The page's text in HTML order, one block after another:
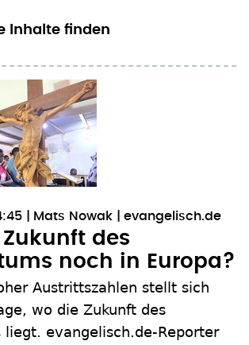
Inhalte finden
Mats Nowak evangelisch.de
Zukunft des
noch in Europa?
Austrittszahlen stellt sich
wo die Zukunft des
liegt. evangelisch.de-Reporter